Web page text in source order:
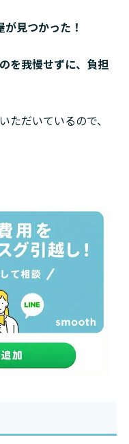
見つかった！
を我慢せずに、負担
ただいているので、